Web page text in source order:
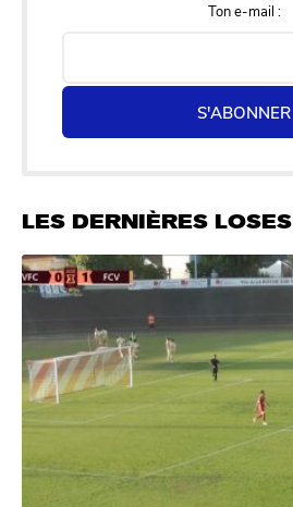
Ton e-mail :
S'ABONNER
LES DERNIÈRES LOSES